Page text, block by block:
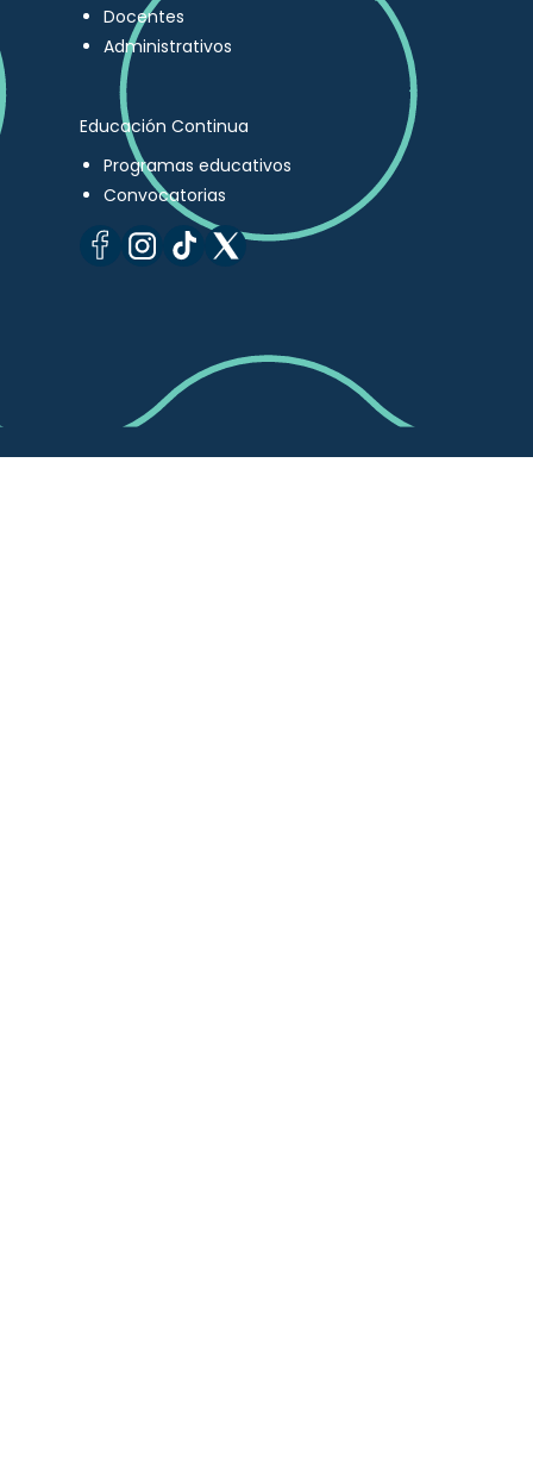
Docentes
Administrativos
Educación Continua
Programas educativos
Convocatorias